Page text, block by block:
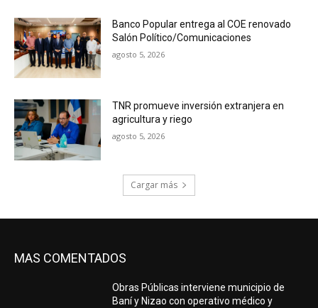
Banco Popular entrega al COE renovado
Salón Político/Comunicaciones
agosto 5, 2026
TNR promueve inversión extranjera en
agricultura y riego
agosto 5, 2026
Cargar más
MAS COMENTADOS
Obras Públicas interviene municipio de
Baní y Nizao con operativo médico y